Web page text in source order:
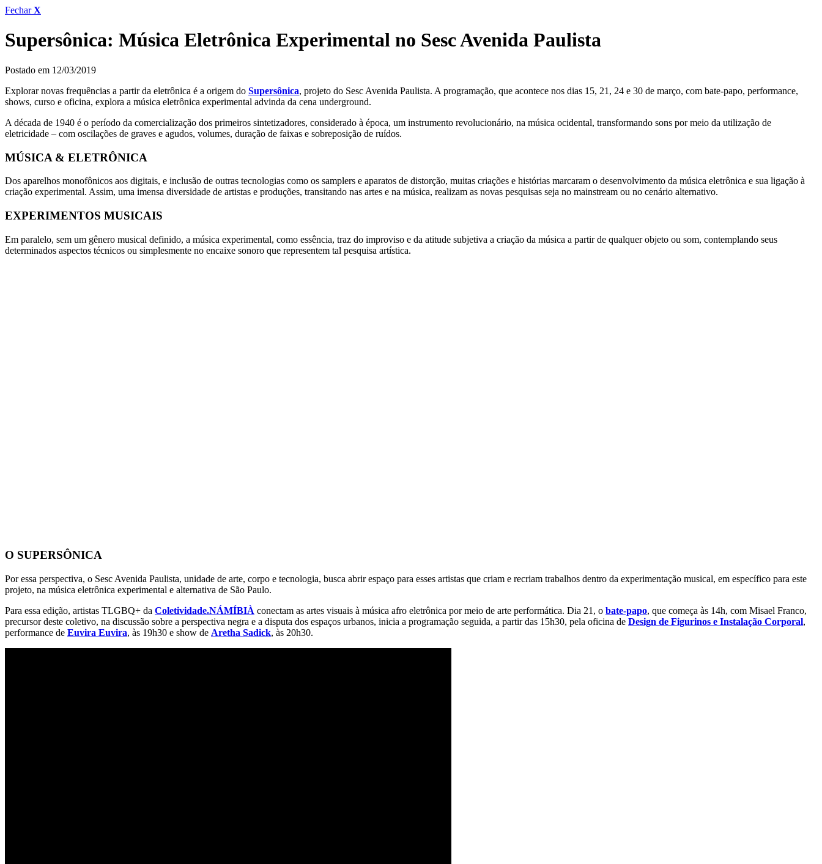
FecharX
Supersônica: Música Eletrônica Experimental no Sesc Avenida Paulista
Postado em 12/03/2019
Explorar novas frequências a partir da eletrônica é a origem do Supersônica, projeto do Sesc Avenida Paulista. A programação, que acontece nos dias 15, 21, 24 e 30 de março, com bate-papo, performance,
shows, curso e oficina, explora a música eletrônica experimental advinda da cena underground.
A década de 1940 é o período da comercialização dos primeiros sintetizadores, considerado à época, um instrumento revolucionário, na música ocidental, transformando sons por meio da utilização de
eletricidade – com oscilações de graves e agudos, volumes, duração de faixas e sobreposição de ruídos.
MÚSICA & ELETRÔNICA
Dos aparelhos monofônicos aos digitais, e inclusão de outras tecnologias como os samplers e aparatos de distorção, muitas criações e histórias marcaram o desenvolvimento da música eletrônica e sua ligação à
criação experimental. Assim, uma imensa diversidade de artistas e produções, transitando nas artes e na música, realizam as novas pesquisas seja no mainstream ou no cenário alternativo.
EXPERIMENTOS MUSICAIS
Em paralelo, sem um gênero musical definido, a música experimental, como essência, traz do improviso e da atitude subjetiva a criação da música a partir de qualquer objeto ou som, contemplando seus
determinados aspectos técnicos ou simplesmente no encaixe sonoro que representem tal pesquisa artística.
O SUPERSÔNICA
Por essa perspectiva, o Sesc Avenida Paulista, unidade de arte, corpo e tecnologia, busca abrir espaço para esses artistas que criam e recriam trabalhos dentro da experimentação musical, em específico para este
projeto, na música eletrônica experimental e alternativa de São Paulo.
Para essa edição, artistas TLGBQ+ da Coletividade.NÁMÍBIÀ conectam as artes visuais à música afro eletrônica por meio de arte performática. Dia 21, o bate-papo, que começa às 14h, com Misael Franco,
precursor deste coletivo, na discussão sobre a perspectiva negra e a disputa dos espaços urbanos, inicia a programação seguida, a partir das 15h30, pela oficina de Design de Figurinos e Instalação Corporal,
performance de Euvira Euvira, às 19h30 e show de Aretha Sadick, às 20h30.